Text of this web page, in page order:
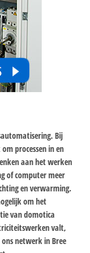
Bij
processen in en
aan het werken
of computer meer
en verwarming.
om het
van domotica
valt,
netwerk in Bree